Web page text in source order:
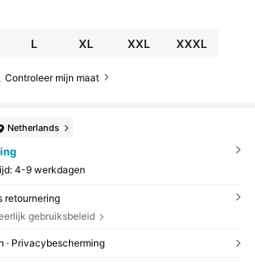
L XL XXL XXXL
Controleer mijn maat
Netherlands
4-9 werkdagen
retournering
gebruiksbeleid
· Privacybescherming